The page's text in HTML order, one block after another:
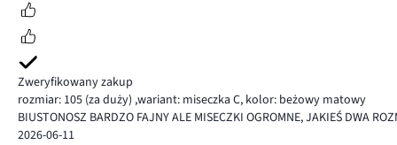
Zweryfikowany zakup
rozmiar: 105 (za duży) ,wariant: miseczka C, kolor: beżowy matowy
BIUSTONOSZ BARDZO FAJNY ALE MISECZKI OGROMNE, JAKIEŚ DWA
2026-06-11